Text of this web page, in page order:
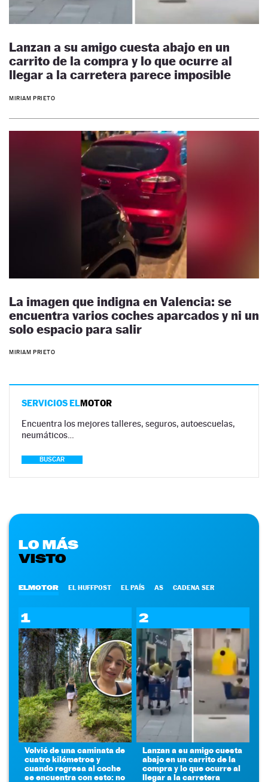
Lanzan a su amigo cuesta abajo en un
carrito de la compra y lo que ocurre al
llegar a la carretera parece imposible
MIRIAM PRIETO
La imagen que indigna en Valencia: se
encuentra varios coches aparcados y ni un
solo espacio para salir
MIRIAM PRIETO
SERVICIOS ELMOTOR
Encuentra los mejores talleres, seguros, autoescuelas,
neumáticos…
BUSCAR
LO MÁS
VISTO
ELMOTOR EL HUFFPOST EL PAÍS AS CADENA SER
1
Volvió de una caminata de
cuatro kilómetros y
cuando regresa al coche
se encuentra con esto: no
2
Lanzan a su amigo cuesta
abajo en un carrito de la
compra y lo que ocurre al
llegar a la carretera